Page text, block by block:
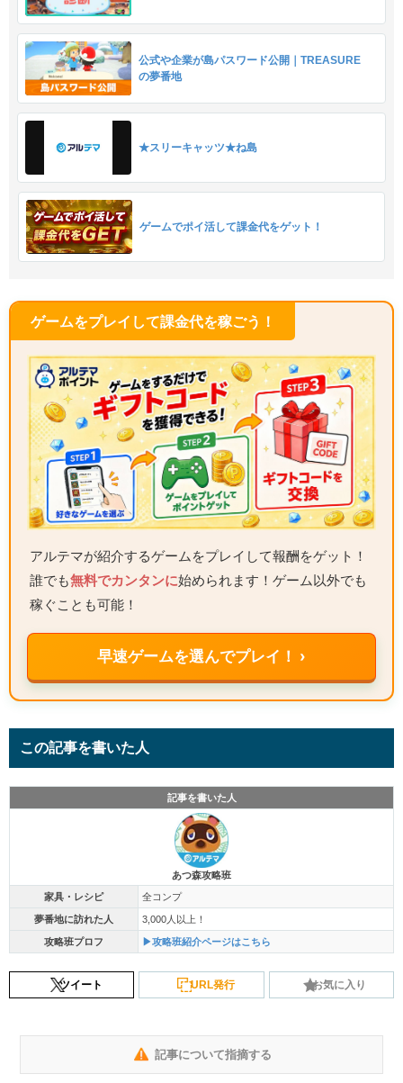
公式や企業が島パスワード公開｜TREASURE
の夢番地
★スリーキャッツ★ね島
ゲームでポイ活して課金代をゲット！
ゲームをプレイして課金代を稼ごう！
アルテマが紹介するゲームをプレイして報酬をゲット！
誰でも無料でカンタンに始められます！ゲーム以外でも
稼ぐことも可能！
早速ゲームを選んでプレイ！ ›
この記事を書いた人
記事を書いた人
あつ森攻略班
家具・レシピ 全コンプ
夢番地に訪れた人 3,000人以上！
攻略班プロフ ▶攻略班紹介ページはこちら
ツイート URL発行 お気に入り
記事について指摘する